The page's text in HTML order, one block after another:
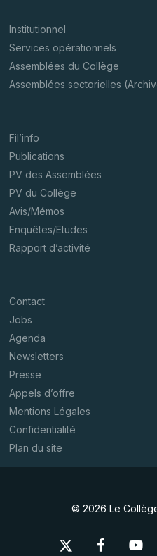
Institutionnel
Services opérationnels
Assemblées du Collège
Assemblées sectorielles
Fil’info
Publications
PV des Assemblées
PV du Collège
Avis/Mémos
Enquêtes/Etudes
Rapport d’activité
Contact
Jobs
Agenda
Newsletters
Presse
Appels d’offre
Mentions Légales
Confidentialité
Plan du site
© 2026 Le
x- facebook